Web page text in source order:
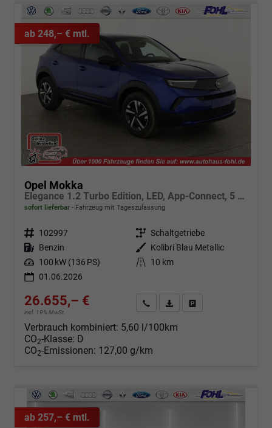
ab 248,– € mtl.
Opel Mokka
Elegance 1.2 Turbo Edition, LED, App-Connect, 5 J.-Garantie
sofort lieferbar Fahrzeug mit Tageszulassung
Fahrzeugnr. 102997 Getriebe Schaltgetriebe
Kraftstoff Benzin Außenfarbe
Kolibri Blau Metallic
Leistung 100 kW (136 PS) Kilometerstand
10 km
01.06.2026
26.655,– €
incl. 19% MwSt.
Angebot anfordern
Fahrzeugexpose (PDF)
Verbrauch kombiniert: 5,60 l/100km
CO2-Klasse: D
CO2-Emissionen: 127,00 g/km
ab 257,– € mtl.